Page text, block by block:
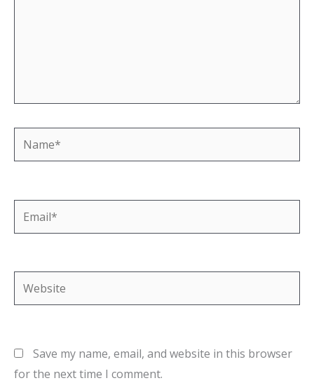
Name*
Email*
Website
Save my name, email, and website in this browser
for the next time I comment.